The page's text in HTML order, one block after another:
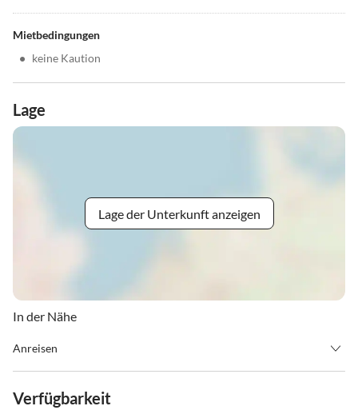
Mietbedingungen
• keine Kaution
Lage
Lage der Unterkunft anzeigen
In der Nähe
Anreisen
ungefähre Ankunftszeit mit, VIELEN DANK!
Verfügbarkeit